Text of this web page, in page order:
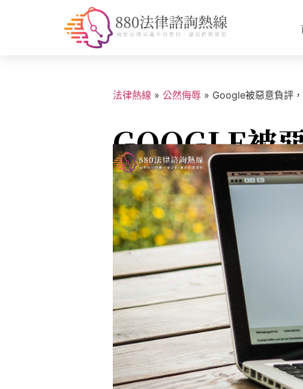
法律熱線 »公然侮辱 » Google被惡意負評
GOOGLE被